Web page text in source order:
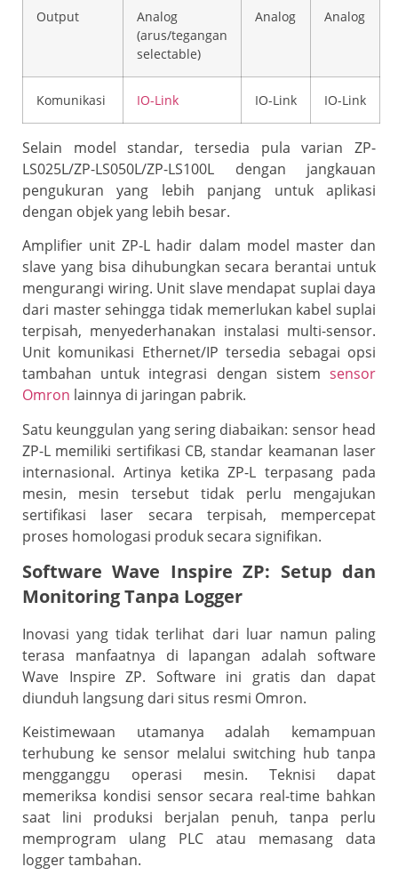
Output
Analog
(arus/tegangan
selectable)
Analog Analog
Komunikasi IO-Link IO-Link IO-Link
Selain model standar, tersedia pula varian ZP-
LS025L/ZP-LS050L/ZP-LS100L dengan jangkauan
pengukuran yang lebih panjang untuk aplikasi
dengan objek yang lebih besar.
Amplifier unit ZP-L hadir dalam model master dan
slave yang bisa dihubungkan secara berantai untuk
mengurangi wiring. Unit slave mendapat suplai daya
dari master sehingga tidak memerlukan kabel suplai
terpisah, menyederhanakan instalasi multi-sensor.
Unit komunikasi Ethernet/IP tersedia sebagai opsi
tambahan untuk integrasi dengan sistem sensor
Omron lainnya di jaringan pabrik.
Satu keunggulan yang sering diabaikan: sensor head
ZP-L memiliki sertifikasi CB, standar keamanan laser
internasional. Artinya ketika ZP-L terpasang pada
mesin, mesin tersebut tidak perlu mengajukan
sertifikasi laser secara terpisah, mempercepat
proses homologasi produk secara signifikan.
Software Wave Inspire ZP: Setup dan
Monitoring Tanpa Logger
Inovasi yang tidak terlihat dari luar namun paling
terasa manfaatnya di lapangan adalah software
Wave Inspire ZP. Software ini gratis dan dapat
diunduh langsung dari situs resmi Omron.
Keistimewaan utamanya adalah kemampuan
terhubung ke sensor melalui switching hub tanpa
mengganggu operasi mesin. Teknisi dapat
memeriksa kondisi sensor secara real-time bahkan
saat lini produksi berjalan penuh, tanpa perlu
memprogram ulang PLC atau memasang data
logger tambahan.